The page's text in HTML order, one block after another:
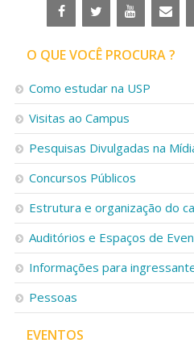
O QUE VOCÊ PROCURA ?
Como estudar na USP
Visitas ao Campus
Pesquisas Divulgadas na
Concursos Públicos
Estrutura e organização do
Auditórios e Espaços de
Informações para
Pessoas
EVENTOS